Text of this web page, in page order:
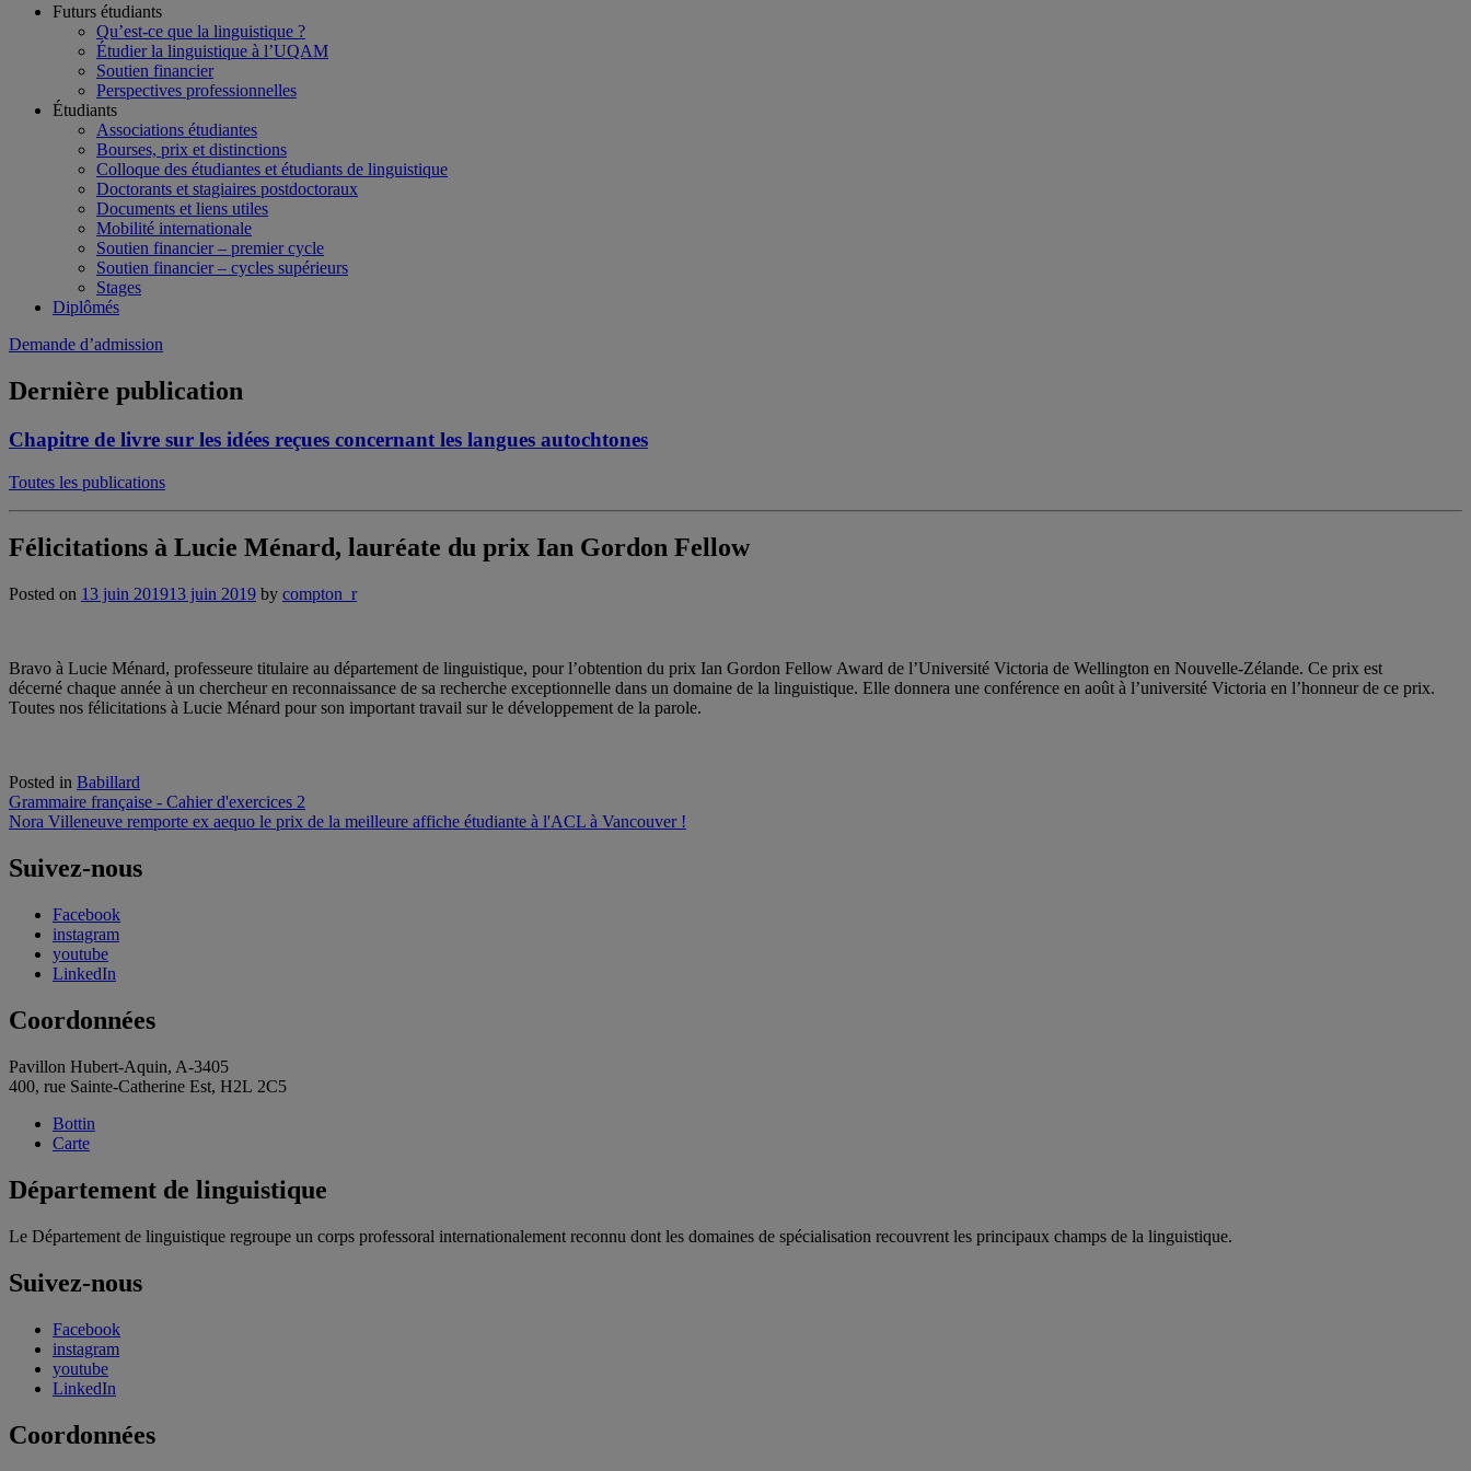
Futurs étudiants
Qu’est-ce que la linguistique ?
Étudier la linguistique à l’UQAM
Soutien financier
Perspectives professionnelles
Étudiants
Associations étudiantes
Bourses, prix et distinctions
Colloque des étudiantes et étudiants de linguistique
Doctorants et stagiaires postdoctoraux
Documents et liens utiles
Mobilité internationale
Soutien financier – premier cycle
Soutien financier – cycles supérieurs
Stages
Diplômés
Demande d’admission
Dernière publication
Chapitre de livre sur les idées reçues concernant les langues autochtones
Toutes les publications
Félicitations à Lucie Ménard, lauréate du prix Ian Gordon Fellow
Posted on 13 juin 201913 juin 2019 by compton_r
Bravo à Lucie Ménard, professeure titulaire au département de linguistique, pour l’obtention du prix Ian Gordon Fellow Award de l’Université Victoria de Wellington en Nouvelle-Zélande. Ce prix est
décerné chaque année à un chercheur en reconnaissance de sa recherche exceptionnelle dans un domaine de la linguistique. Elle donnera une conférence en août à l’université Victoria en l’honneur de ce prix.
Toutes nos félicitations à Lucie Ménard pour son important travail sur le développement de la parole.
Posted in Babillard
Navigation
de
l'article
Grammaire française - Cahier d'exercices 2
Nora Villeneuve remporte ex aequo le prix de la meilleure affiche étudiante à l'ACL à Vancouver !
Suivez-nous
Facebook
instagram
youtube
LinkedIn
Coordonnées
Pavillon Hubert-Aquin, A-3405
400, rue Sainte-Catherine Est, H2L 2C5
Bottin
Carte
Département de linguistique
Le Département de linguistique regroupe un corps professoral internationalement reconnu dont les domaines de spécialisation recouvrent les principaux champs de la linguistique.
Suivez-nous
Facebook
instagram
youtube
LinkedIn
Coordonnées